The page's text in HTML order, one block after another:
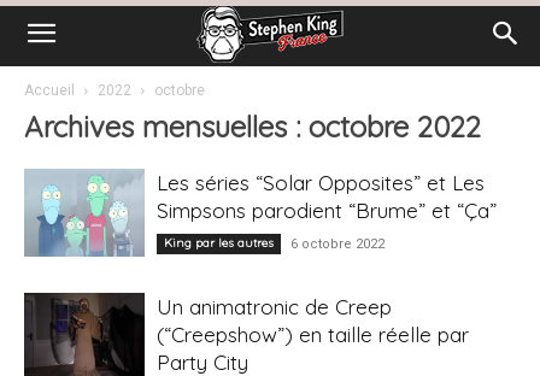
Accueil 2022 octobre
Archives mensuelles : octobre 2022
Les séries “Solar Opposites” et Les
Simpsons parodient “Brume” et “Ça”
King par les autres 6 octobre 2022
Un animatronic de Creep
(“Creepshow”) en taille réelle par
Party City